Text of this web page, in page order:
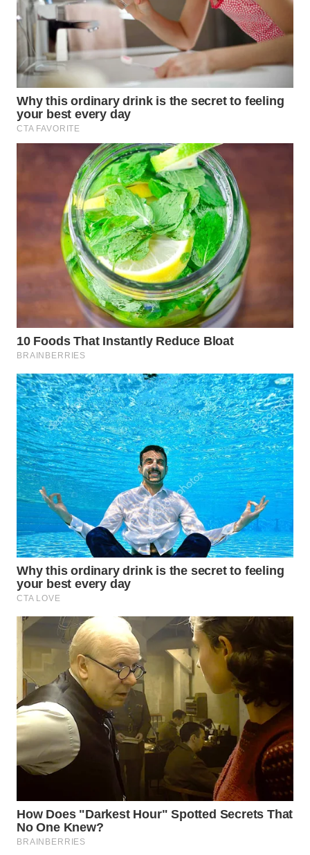
DANAU
TOBA
WN
NIAS
WN
LANGKAT
TAPANULI
SELATAN
WN
WN
KARO
WN
SIMALUNGUN
WN
LABUHANBATU
WN
TAPANULI
TENGAH
WN DELI
SERDANG
WN
TEBING
TINGGI
PAKPAK
WN
KARAWANG
WN
WN
BOGOR